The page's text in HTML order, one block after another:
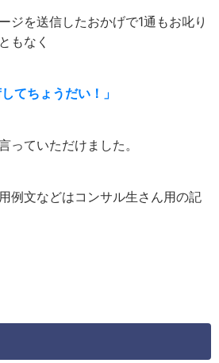
ジを送信したおかげで1通もお叱り
もなく
てちょうだい！」
っていただけました。
例文などはコンサル生さん用の記